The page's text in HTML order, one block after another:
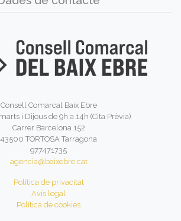
Consell Comarcal Baix Ebre
i Dijous de 9h a 14h (Cita Prèvia)
Carrer Barcelona 152
43500 TORTOSA Tarragona
977471735
agencia@baixebre.cat
Política de privacitat
Avís legal
Política de cookies